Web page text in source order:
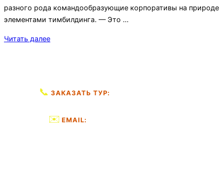
разного рода командообразующие корпоративы на природе
элементами тимбилдинга. — Это …
Читать далее«Корпоративные
жизнь»
📞 ЗАКАЗАТЬ ТУР:
✉️ EMAIL: